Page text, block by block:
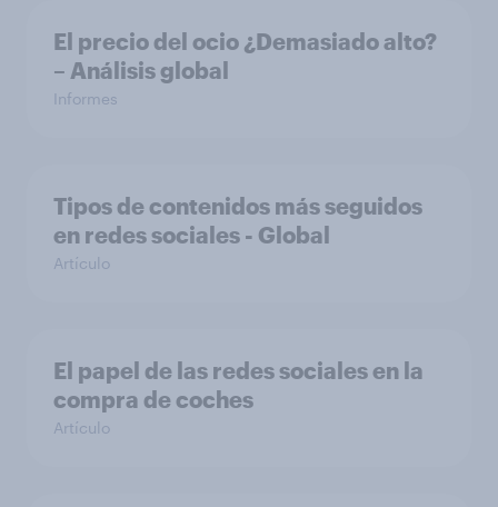
El precio del ocio ¿Demasiado alto?
– Análisis global
Informes
Tipos de contenidos más seguidos
en redes sociales - Global
Artículo
El papel de las redes sociales en la
compra de coches
Artículo